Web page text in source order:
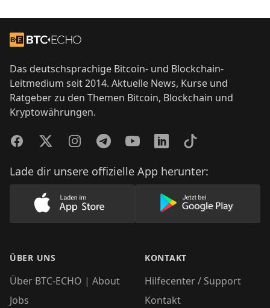
Zur Startseite
Das deutschsprachige Bitcoin- und Blockchain-
Leitmedium seit 2014. Aktuelle News, Kurse und
Ratgeber zu den Themen Bitcoin, Blockchain und
Kryptowährungen.
FacebookTwitterInstagramTelegramYouTubeLinkedInTikTok
Lade dir unsere offizielle App herunter:
Lade unsere App im AppStore herunter
Lade unsere
ÜBER UNS
Über BTC-ECHO | About
Jobs
KONTAKT
Hilfecenter / Support
Kontakt